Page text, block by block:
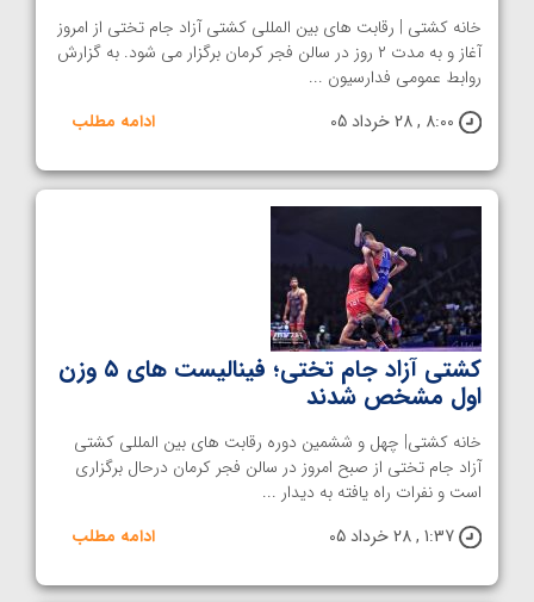
خانه کشتی | رقابت های بین المللی کشتی آزاد جام تختی از امروز
آغاز و به مدت ۲ روز در سالن فجر کرمان برگزار می شود. به گزارش
روابط عمومی فدارسیون ...
8:00 , 28 خرداد 05
ادامه مطلب
کشتی آزاد جام تختی؛ فینالیست های ۵ وزن
اول مشخص شدند
خانه کشتی| چهل و ششمین دوره رقابت های بین المللی کشتی
آزاد جام تختی از صبح امروز در سالن فجر کرمان درحال برگزاری
است و نفرات راه یافته به دیدار ...
1:37 , 28 خرداد 05
ادامه مطلب